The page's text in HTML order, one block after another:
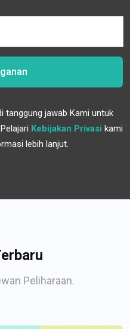
tanggung jawab Kami untuk
Kebijakan Privasi kami
lebih lanjut.
Peliharaan.